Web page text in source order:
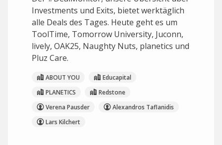
Investments und Exits, bietet werktäglich
alle Deals des Tages. Heute geht es um
ToolTime, Tomorrow University, Juconn,
lively, OAK25, Naughty Nuts, planetics und
Pluz Care.
ABOUT YOU
Educapital
PLANETICS
Redstone
Verena Pausder
Alexandros Taflanidis
Lars Kilchert